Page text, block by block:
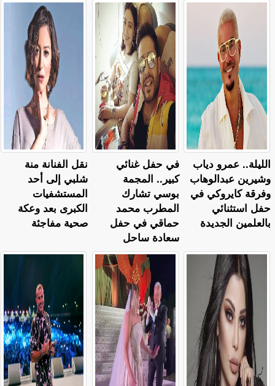
نقل الفنانة منة
شلبي إلى أحد
المستشفيات
الكبرى بعد وعكة
صحية مفاجئة
في حفل غنائي
كبير.. المجمة
بوسي تشارك
المطرب محمد
حماقي في حفل
سعادة ساحل
الليلة.. عمرو دياب
وشيرين عبدالوهاب
وفرقة كايروكي في
حفل استثنائي
بالعلمين الجديدة